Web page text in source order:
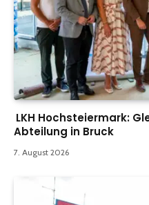
LKH Hochsteiermark:
Abteilung in Bruck
7. August 2026